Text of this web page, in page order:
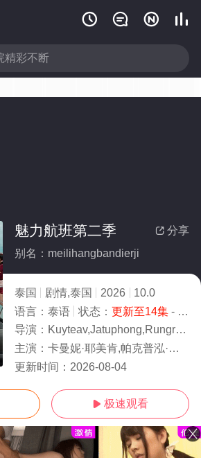
   
 分享
魅力航班第二季
别名：meilihangbandierji
泰国 剧情,泰国 2026
10.0
语言： 泰语 状态： 更新至14集- 免费在线观看
导演： Kuyteav,Jatuphong,Rungrueangdechaphat
主演： 卡曼妮·耶美肯,帕克普泓·隆牧塞侗,温查帕·苏梅提固,苏卡达·顾珑希,Nasiri,Tantharat,Ninew,Phe
更新时间： 2026-08-04
 极速观看